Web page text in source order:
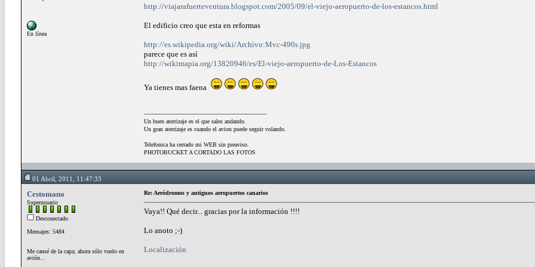
En línea
http://viajarafuerteventura.blogspot.com/2005/09/el-viejo-aeropuerto-de-los-estancos.html
El edificio creo que esta en reformas
http://es.wikipedia.org/wiki/Archivo:Mvc-490s.jpg
parece que es así
http://wikimapia.org/13820946/es/El-viejo-aeropuerto-de-Los-Estancos
Ya tienes mas faena
Un buen aterrizaje es el que sales andando.
Un gran aterrizaje es cuando el avion puede seguir volando.
Telefonica ha cerrado mi WEB sin preaviso.
PHOTOBUCKET A CORTADO LAS FOTOS
01 Abril, 2011, 11:47:33
Cestomano
Superusuario
Desconectado
Mensajes: 5484
Me cansé de la capa; ahora sólo vuelo en
avión...
Re: Aeródromos y antiguos aeropuertos canarios
Vaya!! Qué decir... gracias por la información !!!!
Lo anoto ;-)
Localización